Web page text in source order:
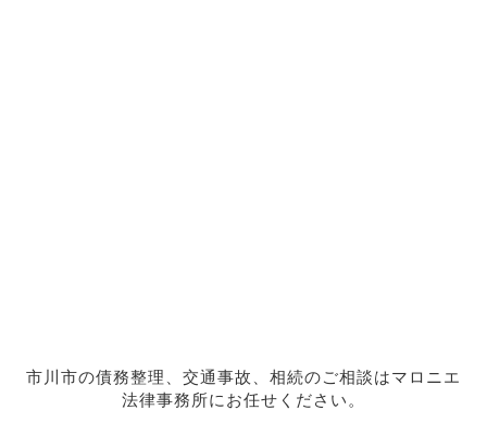
市川市の債務整理、交通事故、相続のご相談はマロニエ
法律事務所にお任せください。